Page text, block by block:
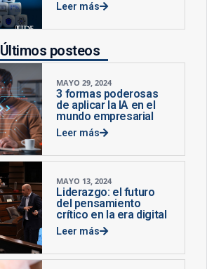
Leer más
Últimos posteos
MAYO 29, 2024
3 formas poderosas
de aplicar la IA en el
mundo empresarial
Leer más
MAYO 13, 2024
Liderazgo: el futuro
del pensamiento
crítico en la era digital
Leer más